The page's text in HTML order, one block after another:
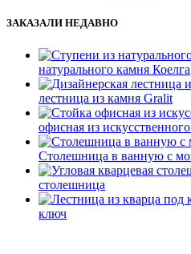
ЗАКАЗАЛИ НЕДАВНО
натурального камня Коелга
лестница из камня Gralit
офисная из
Столешница в ванную с
столешница
ключ